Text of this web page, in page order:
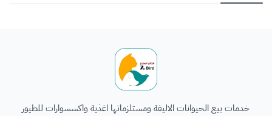
خدمات بيع الحيوانات الاليفة ومستلزماتها اغذية واكسسوارات للطيور